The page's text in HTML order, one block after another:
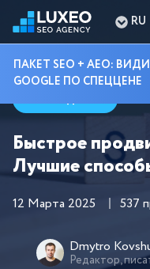
RU
ПАКЕТ SEO + AEO:
GOOGLE ПО СПЕЦЦЕНЕ
Гайды
Быстрое
Лучшие
12 Марта 2025 537
Dmytro
Редактор,